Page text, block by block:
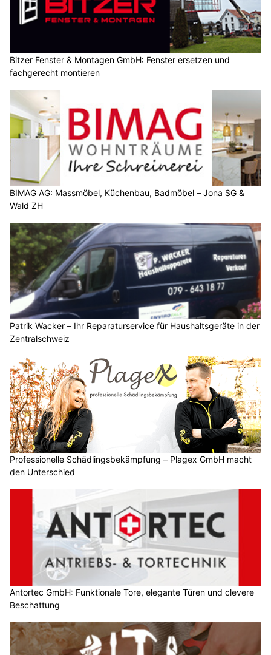
Bitzer Fenster & Montagen GmbH: Fenster ersetzen und
fachgerecht montieren
BIMAG AG: Massmöbel, Küchenbau, Badmöbel – Jona SG &
Wald ZH
Patrik Wacker – Ihr Reparaturservice für Haushaltsgeräte in der
Zentralschweiz
Professionelle Schädlingsbekämpfung – Plagex GmbH macht
den Unterschied
Antortec GmbH: Funktionale Tore, elegante Türen und clevere
Beschattung